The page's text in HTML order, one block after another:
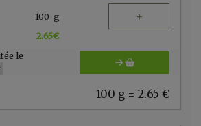
100 g +
2.65€
le
100 g = 2.65 €